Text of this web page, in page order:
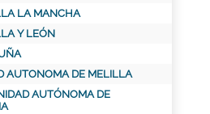
LA MANCHA
Y LEÓN
AUTONOMA DE MELILLA
AUTÓNOMA DE